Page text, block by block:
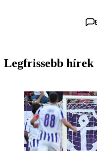
Legfrissebb hírek